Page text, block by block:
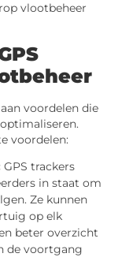
vlootbeheer
voordelen die
voordelen:
GPS trackers
in staat om
Ze kunnen
op elk
beter overzicht
de voortgang